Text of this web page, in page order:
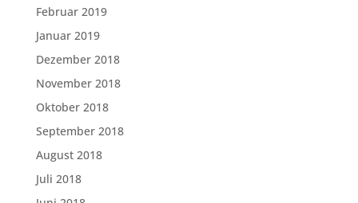
Februar 2019
Januar 2019
Dezember 2018
November 2018
Oktober 2018
September 2018
August 2018
Juli 2018